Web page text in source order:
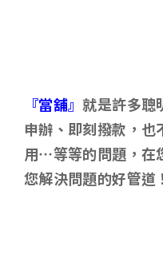
『當舖』就是許多聰
申辦、即刻撥款，也
用…等等的問題，在
您解決問題的好管道！